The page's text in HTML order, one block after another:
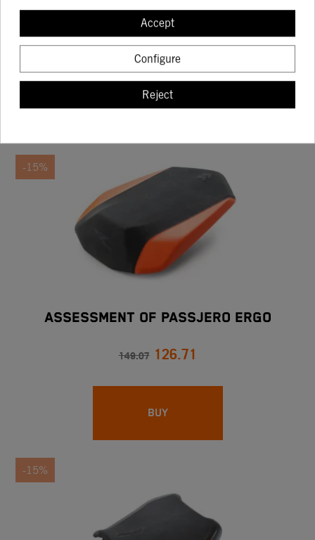
ALTO KTM ADVENTURE 790 / 890 +20mm
199.05 169.19
BUY
-15%
ASSESSMENT OF PASSJERO ERGO
149.07 126.71
BUY
-15%
Accept
Configure
Reject